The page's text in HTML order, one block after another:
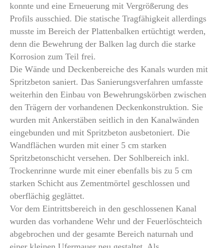
konnte und eine Erneuerung mit Vergrößerung des
Profils ausschied. Die statische Tragfähigkeit allerdings
musste im Bereich der Plattenbalken ertüchtigt werden,
denn die Bewehrung der Balken lag durch die starke
Korrosion zum Teil frei.
Die Wände und Deckenbereiche des Kanals wurden mit
Spritzbeton saniert. Das Sanierungsverfahren umfasste
weiterhin den Einbau von Bewehrungskörben zwischen
den Trägern der vorhandenen Deckenkonstruktion. Sie
wurden mit Ankerstäben seitlich in den Kanalwänden
eingebunden und mit Spritzbeton ausbetoniert. Die
Wandflächen wurden mit einer 5 cm starken
Spritzbetonschicht versehen. Der Sohlbereich inkl.
Trockenrinne wurde mit einer ebenfalls bis zu 5 cm
starken Schicht aus Zementmörtel geschlossen und
oberflächig geglättet.
Vor dem Eintrittsbereich in den geschlossenen Kanal
wurden das vorhandene Wehr und der Feuerlöschteich
abgebrochen und der gesamte Bereich naturnah und